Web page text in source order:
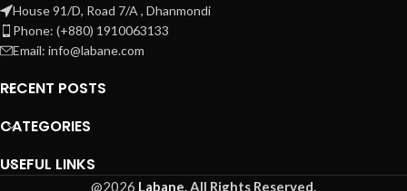
House 91/D, Road 7/A , Dhanmondi
Phone: (+880) 1910063133
Email: info@labane.com
RECENT POSTS
CATEGORIES
USEFUL LINKS
@2026 Labane.All Rights Reserved.